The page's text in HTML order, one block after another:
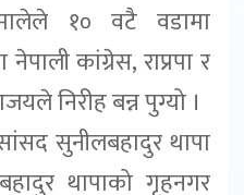
१० वटै वडामा
कांग्रेस, राप्रपा र
निरीह बन्न पुग्यो ।
सांसद सुनीलबहादुर थापा
थापाको गृहनगर